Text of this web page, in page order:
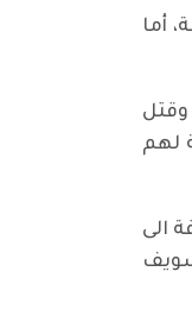
أما
لهم
الى